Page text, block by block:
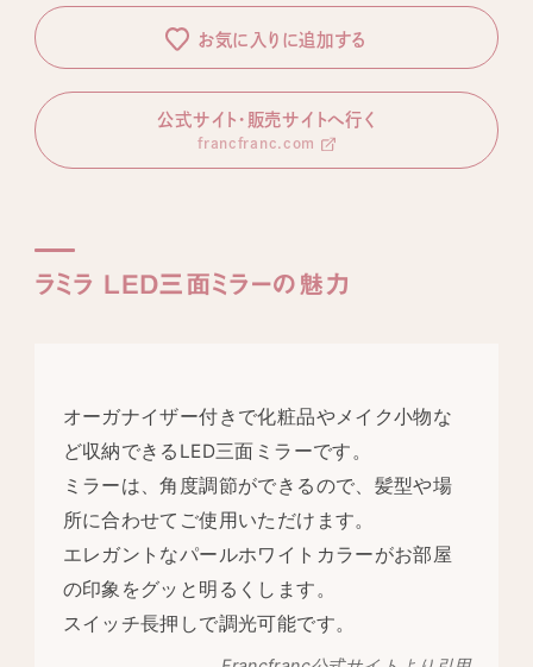
お気に入りに追加する
公式サイト・販売サイトへ行く
francfranc.com
ラミラ LED三面ミラーの魅力
オーガナイザー付きで化粧品やメイク小物な
ど収納できるLED三面ミラーです。
ミラーは、角度調節ができるので、髪型や場
所に合わせてご使用いただけます。
エレガントなパールホワイトカラーがお部屋
の印象をグッと明るくします。
スイッチ長押しで調光可能です。